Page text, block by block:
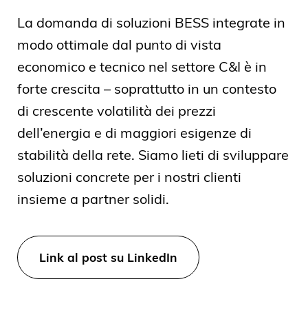
La domanda di soluzioni BESS integrate in
modo ottimale dal punto di vista
economico e tecnico nel settore C&I è in
forte crescita – soprattutto in un contesto
di crescente volatilità dei prezzi
dell’energia e di maggiori esigenze di
stabilità della rete. Siamo lieti di sviluppare
soluzioni concrete per i nostri clienti
insieme a partner solidi.
Link al post su LinkedIn